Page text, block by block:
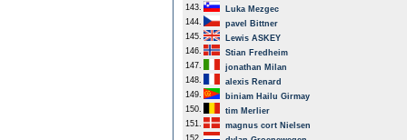
143.
Luka Mezgec
144.
pavel Bittner
145.
Lewis ASKEY
146.
Stian Fredheim
147.
jonathan Milan
148.
alexis Renard
149.
biniam Hailu Girmay
150.
tim Merlier
151.
magnus cort Nielsen